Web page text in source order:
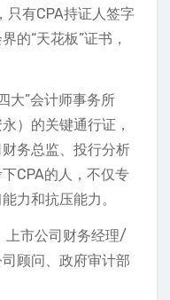
只有CPA持证人签字
的“天花板”证书，
大”会计师事务所
）的关键通行证，
务总监、投行分析
CPA的人，不仅专
力和抗压能力。
上市公司财务经理/
顾问、政府审计部